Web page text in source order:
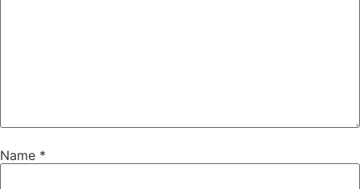
Name *